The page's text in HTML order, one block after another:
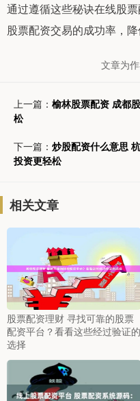
通过遵循这些秘诀在线股
股票配资交易的成功率，降
文章为
上一篇： 榆林股票配资 成都
松
下一篇： 炒股配资什么意思
投资更轻松
相关文章
股票配资理财 寻找可靠的股票
配资平台？看看这些经过验证的
选择